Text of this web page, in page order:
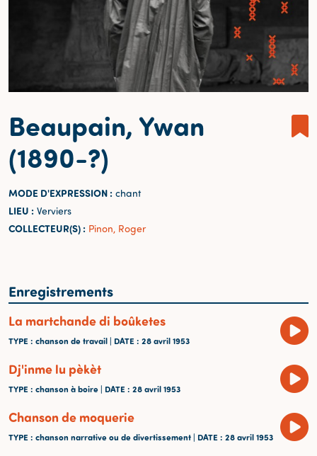
Beaupain, Ywan
(1890-?)
MODE D'EXPRESSION : chant
LIEU : Verviers
COLLECTEUR(S) : Pinon, Roger
Enregistrements
La martchande di boûketes
TYPE : chanson de travail | DATE : 28 avril 1953
Dj'inme lu pèkèt
TYPE : chanson à boire | DATE : 28 avril 1953
Chanson de moquerie
TYPE : chanson narrative ou de divertissement | DATE : 28 avril 1953